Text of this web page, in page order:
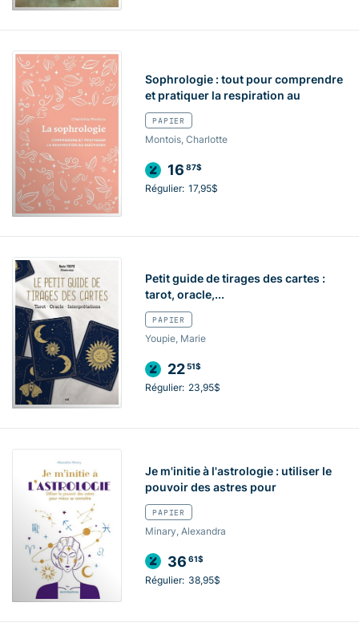
Sophrologie : tout pour comprendre
et pratiquer la respiration au
PAPIER
Montois, Charlotte
16 87$
Régulier: 17,95$
Petit guide de tirages des cartes :
tarot, oracle,...
PAPIER
Youpie, Marie
2251$
Régulier: 23,95$
Je m'initie à l'astrologie : utiliser le
pouvoir des astres pour
PAPIER
Minary, Alexandra
36 61$
Régulier: 38,95$